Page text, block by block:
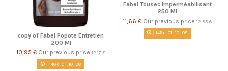
copy of Fabel Popote Entretien
200 Ml
10,95 € Our previous price 12,17 €
146d. 01 :10:08
Fabel Tousec Imperméabilisant
250 Ml
11,66 € Our previous price 12,95 €
146d.01 :10:08